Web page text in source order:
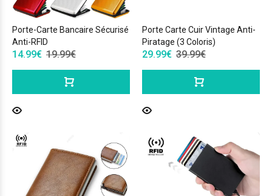
Porte-Carte Bancaire Sécurisé
Anti-RFID
14.99€ 19.99€
Porte Carte Cuir Vintage Anti-
Piratage (3 Coloris)
29.99€ 39.99€